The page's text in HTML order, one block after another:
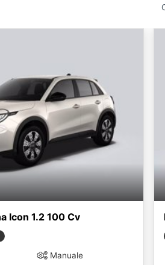
Icon 1.2 100 Cv
Manuale